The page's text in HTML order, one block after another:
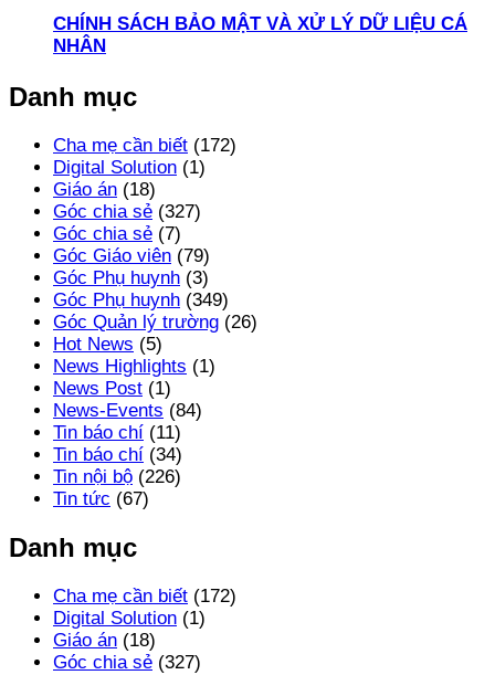
CHÍNH SÁCH BẢO MẬT VÀ XỬ LÝ DỮ LIỆU CÁ
NHÂN
Danh mục
Cha mẹ cần biết (172)
Digital Solution (1)
Giáo án (18)
Góc chia sẻ (327)
Góc chia sẻ (7)
Góc Giáo viên (79)
Góc Phụ huynh (3)
Góc Phụ huynh (349)
Góc Quản lý trường (26)
Hot News (5)
News Highlights (1)
News Post (1)
News-Events (84)
Tin báo chí (11)
Tin báo chí (34)
Tin nội bộ (226)
Tin tức (67)
Danh mục
Cha mẹ cần biết (172)
Digital Solution (1)
Giáo án (18)
Góc chia sẻ (327)